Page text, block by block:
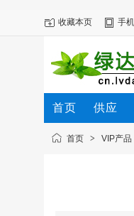
收藏本页 手
首页 供应
首页 > VIP产品